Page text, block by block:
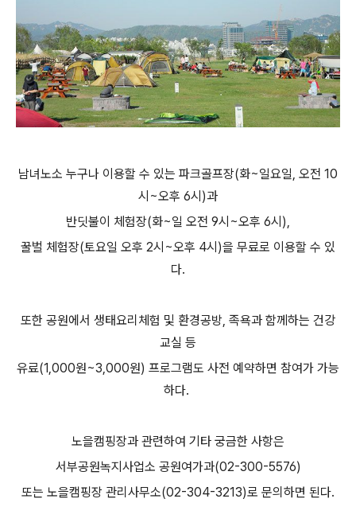
남녀노소 누구나 이용할 수 있는 파크골프장(화~일요일, 오전 10
시~오후 6시)과
반딧불이 체험장(화~일 오전 9시~오후 6시),
꿀벌 체험장(토요일 오후 2시~오후 4시)을 무료로 이용할 수 있
다.
또한 공원에서 생태요리체험 및 환경공방, 족욕과 함께하는 건강
교실 등
유료(1,000원~3,000원) 프로그램도 사전 예약하면 참여가 가능
하다.
노을캠핑장과 관련하여 기타 궁금한 사항은
서부공원녹지사업소 공원여가과(02-300-5576)
또는 노을캠핑장 관리사무소(02-304-3213)로 문의하면 된다.